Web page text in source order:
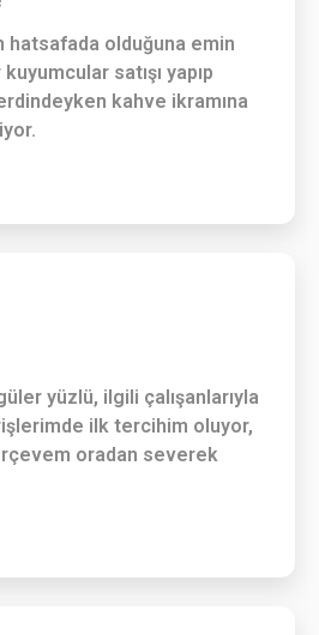
hatsafada olduğuna emin
satışı yapıp
kahve ikramına
yüzlü, ilgili çalışanlarıyla
ilk tercihim oluyor,
oradan severek